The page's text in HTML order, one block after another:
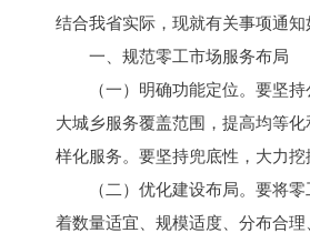
结合我省实际，现就有关事项通知
一、规范零工市场服务布局
（一）明确功能定位。要坚
大城乡服务覆盖范围，提高均等
样化服务。要坚持兜底性，大力
（二）优化建设布局。要将
着数量适宜、规模适度、分布合